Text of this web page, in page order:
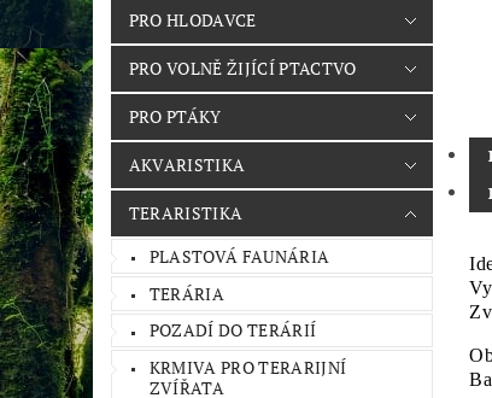
PRO HLODAVCE
PRO VOLNĚ ŽIJÍCÍ PTACTVO
PRO PTÁKY
AKVARISTIKA
TERARISTIKA
PLASTOVÁ FAUNÁRIA
TERÁRIA
POZADÍ DO TERÁRIÍ
KRMIVA PRO TERARIJNÍ
ZVÍŘATA